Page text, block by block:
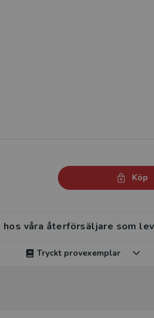
Köp
våra återförsäljare som
Tryckt provexemplar